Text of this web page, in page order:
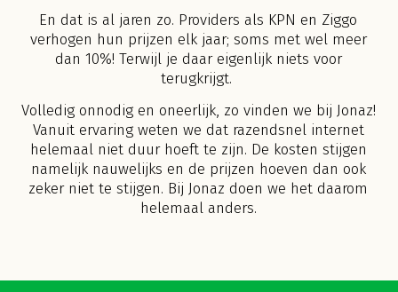
En dat is al jaren zo. Providers als KPN en Ziggo
verhogen hun prijzen elk jaar; soms met wel meer
dan 10%! Terwijl je daar eigenlijk niets voor
terugkrijgt.
Volledig onnodig en oneerlijk, zo vinden we bij Jonaz!
Vanuit ervaring weten we dat razendsnel internet
helemaal niet duur hoeft te zijn. De kosten stijgen
namelijk nauwelijks en de prijzen hoeven dan ook
zeker niet te stijgen. Bij Jonaz doen we het daarom
helemaal anders.